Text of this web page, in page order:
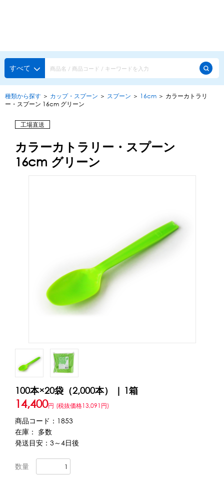
種類から探す
かき氷専用シロップ
スタンダードシロップ
蜜・シロップ
和風甘味シロップ
いろいろ使える汎用シロップ
練乳・コンデンスミルク あずき・餡
アイスクリーム
白玉もち・わらび餅
ソース・クリーム・フィリング等
その他のトッピング材料
かき氷機
ブロックアイススライサー
カートリッジシェイバー
オプション
台湾かき氷
フレーバー氷（味つきの氷）
かき氷セット
探す
用途で選ぶ
メーカー・ブランドで選ぶ
当サイトについて
特定商取引に関する法律に基づく表記
プライバシーポリシー
利用規約
すべて
種類から探す ＞ カップ・スプーン ＞ スプーン ＞ 16cm ＞ カラーカトラリ
ー・スプーン 16cm グリーン
工場直送
カラーカトラリー・スプーン
16cm グリーン
100本×20袋（2,000本） | 1箱
14,400円 (税抜価格13,091円)
商品コード：1853
在庫： 多数
発送目安：3～4日後
数量